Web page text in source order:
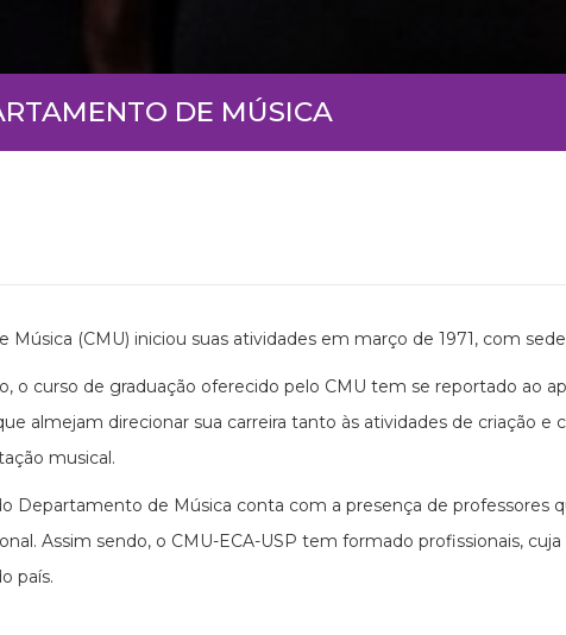
DE MÚSICA
(CMU) iniciou suas atividades em março de 1971, com
o curso de graduação oferecido pelo CMU tem se reportado ao
almejam direcionar sua carreira tanto às atividades de criação
musical.
Departamento de Música conta com a presença de professores
Assim sendo, o CMU-ECA-USP tem formado profissionais,
país.